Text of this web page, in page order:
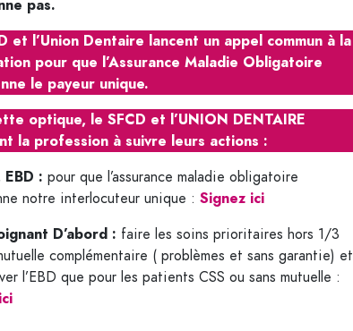
pas.
et l’Union Dentaire lancent un appel commun à la
pour que l’Assurance Maladie Obligatoire
le payeur unique.
optique, le SFCD et l’UNION DENTAIRE
la profession à suivre leurs actions :
EBD :pour que l’assurance maladie obligatoire
notre interlocuteur unique :Signez ici
D’abord : faire les soins prioritaires hors 1/3
complémentaire ( problèmes et sans garantie) et
l’EBD que pour les patients CSS ou sans mutuelle :